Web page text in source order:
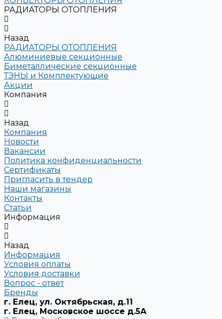
РАДИАТОРЫ ОТОПЛЕНИЯ
Назад
РАДИАТОРЫ ОТОПЛЕНИЯ
Алюминиевые секционные
Биметаллические секционные
ТЭНЫ и Комплектующие
Акции
Компания
Назад
Компания
Новости
Вакансии
Политика конфиденциальности
Сертификаты
Пригласить в тендер
Наши магазины
Контакты
Статьи
Информация
Назад
Информация
Условия оплаты
Условия доставки
Вопрос - ответ
Бренды
г. Елец, ул. Октябрьская, д.11
г. Елец, Московское шоссе д.5А